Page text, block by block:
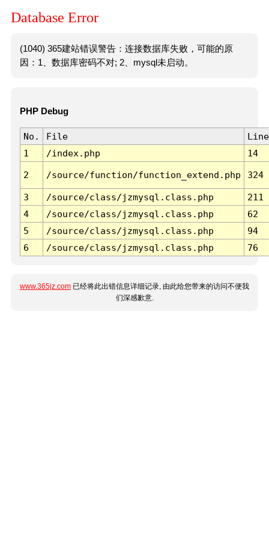
Database Error
(1040) 365建站错误警告：连接数据库失败，可能的原
因：1、数据库密码不对; 2、mysql未启动。
PHP Debug
No. File
Line
1
/index.php 14
2 /source/function/function_extend.php 324
3 /source/class/jzmysql.class.php
211
4
/source/class/jzmysql.class.php
62
5
/source/class/jzmysql.class.php
94
6
/source/class/jzmysql.class.php 76
www.365jz.com 已经将此出错信息详细记录, 由此给您带来的访问不便我
们深感歉意.